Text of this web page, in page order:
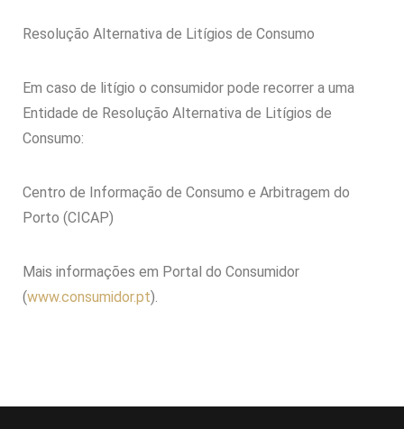
Resolução Alternativa de Litígios de Consumo
Em caso de litígio o consumidor pode recorrer a uma
Entidade de Resolução Alternativa de Litígios de
Consumo:
Centro de Informação de Consumo e Arbitragem do
Porto (CICAP)
Mais informações em Portal do Consumidor
(www.consumidor.pt).